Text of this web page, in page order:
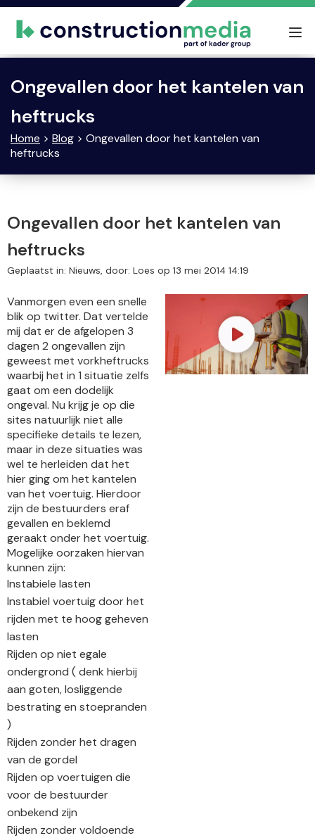
Ongevallen door het kantelen van
heftrucks
Home > Blog > Ongevallen door het kantelen van
heftrucks
Ongevallen door het kantelen van
heftrucks
Geplaatst in: Nieuws, door: Loes op 13 mei 2014 14:19
Vanmorgen even een snelle
blik op twitter. Dat vertelde
mij dat er de afgelopen 3
dagen 2 ongevallen zijn
geweest met vorkheftrucks
waarbij het in 1 situatie zelfs
gaat om een dodelijk
ongeval. Nu krijg je op die
sites natuurlijk niet alle
specifieke details te lezen,
maar in deze situaties was
wel te herleiden dat het
hier ging om het kantelen
van het voertuig. Hierdoor
zijn de bestuurders eraf
gevallen en beklemd
geraakt onder het voertuig.
Mogelijke oorzaken hiervan
kunnen zijn:
Instabiele lasten
Instabiel voertuig door het
rijden met te hoog geheven
lasten
Rijden op niet egale
ondergrond ( denk hierbij
aan goten, losliggende
bestrating en stoepranden
)
Rijden zonder het dragen
van de gordel
Rijden op voertuigen die
voor de bestuurder
onbekend zijn
Rijden zonder voldoende